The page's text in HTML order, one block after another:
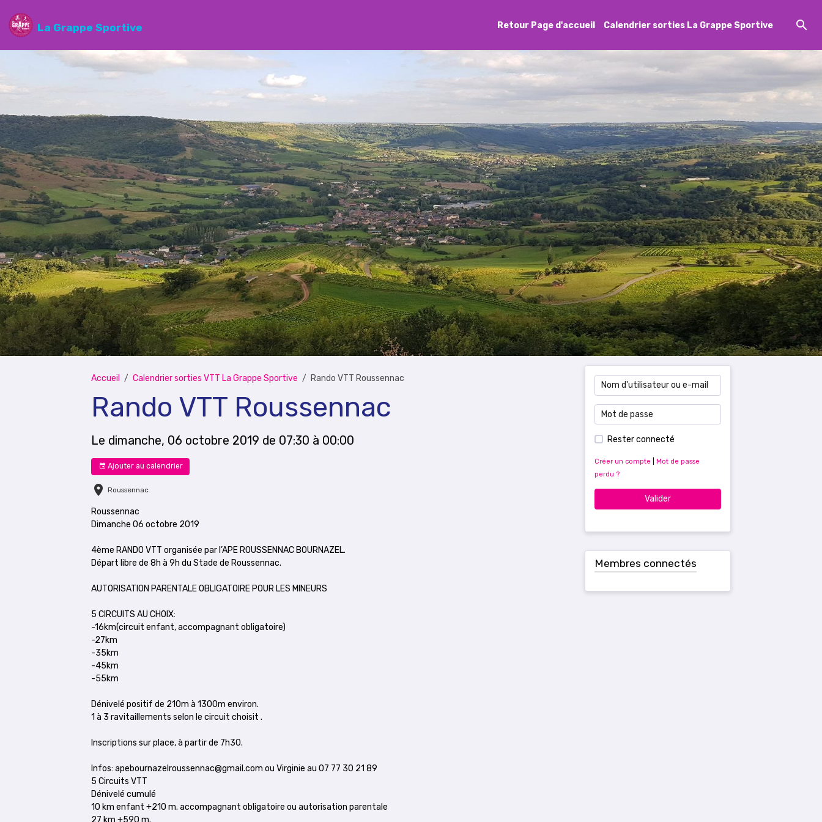
La Grappe Sportive Retour Page d'accueil Calendrier sorties La Grappe Sportive
Accueil Calendrier sorties VTT La Grappe Sportive Rando VTT Roussennac
Rando VTT Roussennac
Le dimanche, 06 octobre 2019 de 07:30 à 00:00
Ajouter au calendrier
Roussennac
Roussennac
Dimanche 06 octobre 2019
4ème RANDO VTT organisée par l’APE ROUSSENNAC BOURNAZEL.
Départ libre de 8h à 9h du Stade de Roussennac.
AUTORISATION PARENTALE OBLIGATOIRE POUR LES MINEURS
5 CIRCUITS AU CHOIX:
-16km(circuit enfant, accompagnant obligatoire)
-27km
-35km
-45km
-55km
Dénivelé positif de 210m à 1300m environ.
1 à 3 ravitaillements selon le circuit choisit .
Inscriptions sur place, à partir de 7h30.
Infos: apebournazelroussennac@gmail.com ou Virginie au 07 77 30 21 89
5 Circuits VTT
Dénivelé cumulé
10 km enfant +210 m. accompagnant obligatoire ou autorisation parentale
27 km +590 m.
Rester connecté
Créer un compte
Mot de passe
perdu ?
Valider
Membres connectés